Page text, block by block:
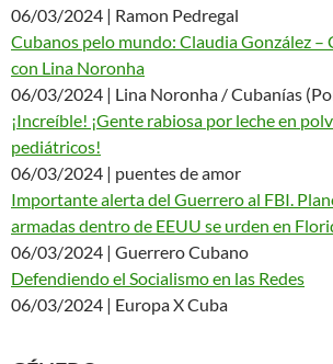
06/03/2024 | Ramon Pedregal
Cubanos pelo mundo: Claudia González –
con Lina Noronha
06/03/2024 | Lina Noronha / Cubanías
¡Increíble! ¡Gente rabiosa por leche en
pediátricos!
06/03/2024 | puentes de amor
Importante alerta del Guerrero al FBI.
armadas dentro de EEUU se urden en
06/03/2024 | Guerrero Cubano
Defendiendo el Socialismo en las Redes
06/03/2024 | Europa X Cuba